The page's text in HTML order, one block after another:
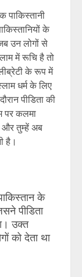
पाकिस्तानी
के
उन लोगों से
में रूचि है तो
के रूप में
धर्म के लिए
पीडिता की
पर कलमा
और तुम्हें अब
है।
के
पीडिता
उक्त
को देता था